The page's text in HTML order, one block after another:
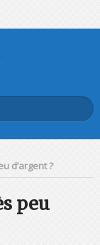
d’argent ?
peu